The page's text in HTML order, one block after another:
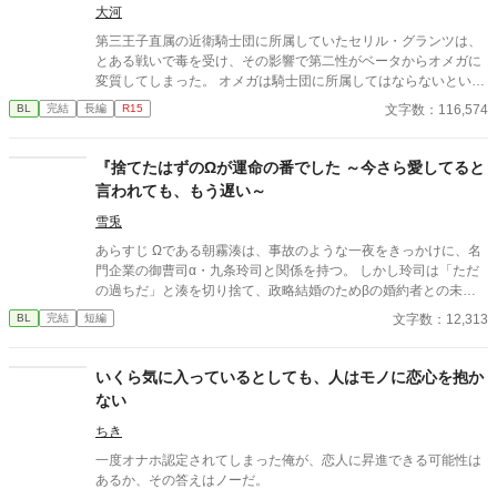
大河
第三王子直属の近衛騎士団に所属していたセリル・グランツは、
とある戦いで毒を受け、その影響で第二性がベータからオメガに
変質してしまった。 オメガは騎士団に所属してはならないという
法に基づき、騎士団を辞めることを決意するセリル。上司である
第三王子・レオンハルトにそのことを告げて騎士団を去るが、特
戻ったセリルは、オメガになったことで見合い話を受けざるを得
ない立場に。見合いに全く乗り気でないセリルの元に、意外な人
物から婚約の申し入れが届く。それはかつての上司、レオンハル
トからの婚約の申し入れだった──
BL 完結 長編 R15 文字数：116,574
『捨てたはずのΩが運命の番でした ～今さら愛してると
言われても、もう遅い～
雪兎
あらすじ Ωである朝霧湊は、事故のような一夜をきっかけに、名
門企業の御曹司α・九条玲司と関係を持つ。 しかし玲司は「ただ
の過ちだ」と湊を切り捨て、政略結婚のためβの婚約者との未来
を選んだ。 深く傷ついた湊は、彼の前から姿を消す。 数か月後―
―。 湊の身体は、これまで誰も知らなかった希少な『遅咲きΩ』
たと知る。 「戻ってきてくれ」 今さら必死に追いかけてくる玲
司。 だが湊の隣には、自分を支え続けてくれた医師のα・神崎伊
織がいた。 「あなたは俺を捨てたでしょう」 後悔に苦しむα、執
着する第二のα、そして希少Ωを巡る陰謀。 もう二度と傷つきた
くないΩが最後に選ぶ相手とは――。 捨てた側の後悔と執着が加
速する、すれ違いオメガバースBL。
BL 完結 短編 文字数：12,313
いくら気に入っているとしても、人はモノに恋心を抱か
ない
ちき
一度オナホ認定されてしまった俺が、恋人に昇進できる可能性は
あるか、その答えはノーだ。